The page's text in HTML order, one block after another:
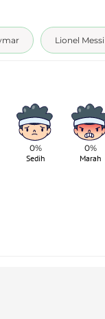
Lionel Messi
0%
Sedih
0%
Marah